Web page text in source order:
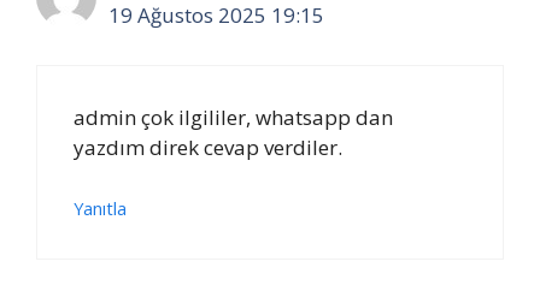
19 Ağustos 2025 19:15
admin çok ilgililer, whatsapp dan
yazdım direk cevap verdiler.
Yanıtla